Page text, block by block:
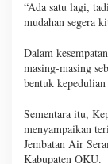
“Ada satu lagi,
mudahan segera
Dalam
masing-masing
bentuk
Sementara itu,
menyampaikan
Jembatan Air
Kabupaten OKU.